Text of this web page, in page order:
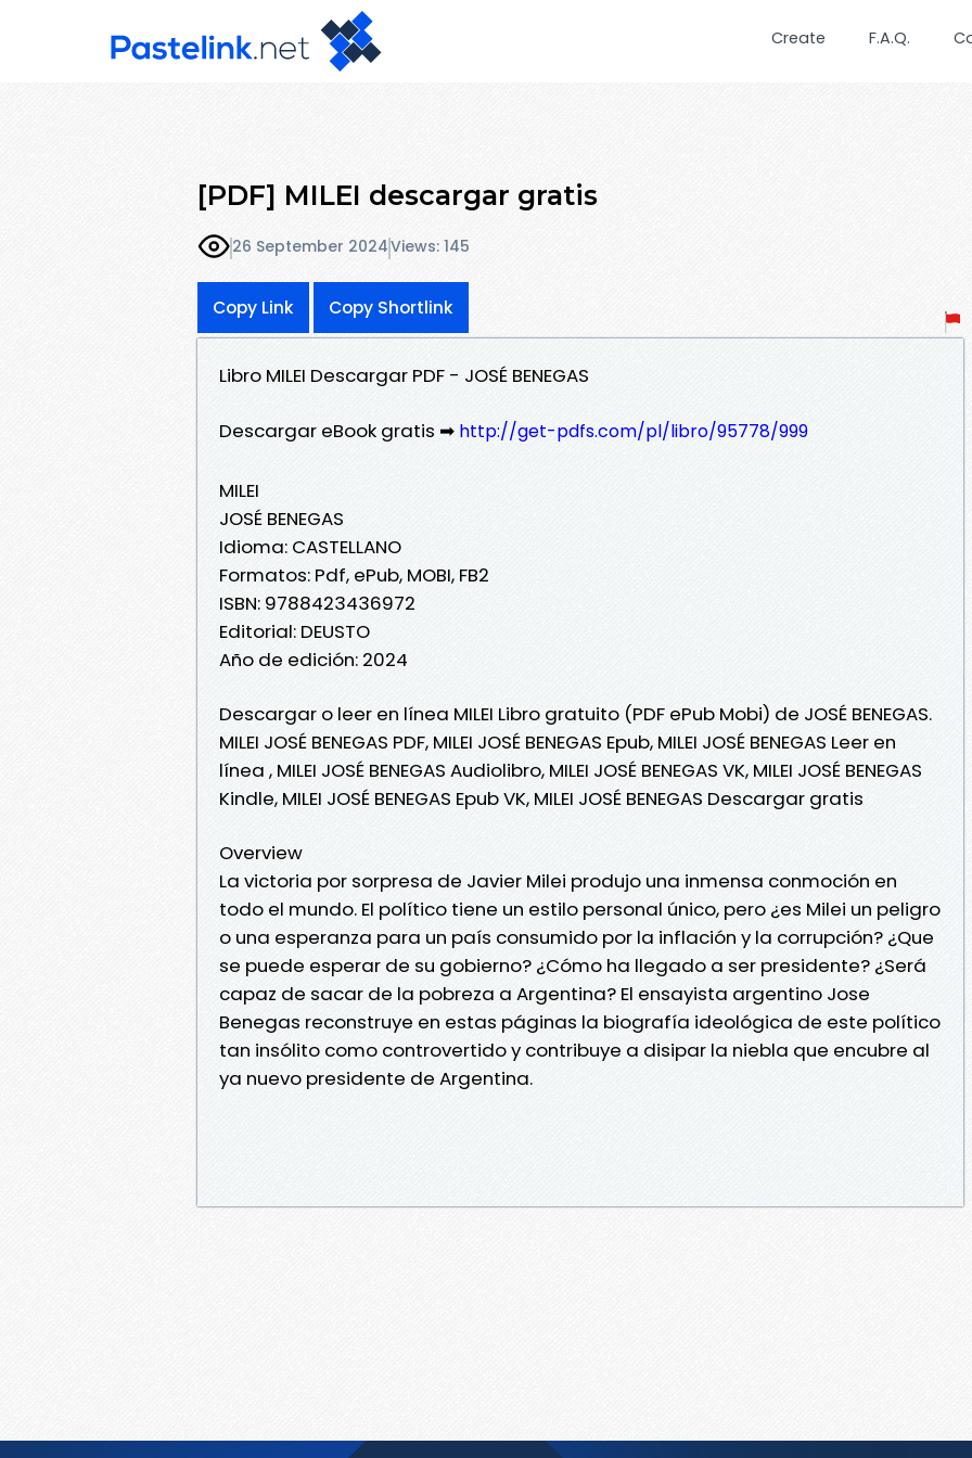
Create F.A.Q.
[PDF] MILEI descargar gratis
26 September 2024Views: 145
Copy Link Copy Shortlink
Libro MILEI Descargar PDF - JOSÉ BENEGAS
Descargar eBook gratis ➡ http://get-pdfs.com/pl/libro/95778/999
MILEI
JOSÉ BENEGAS
Idioma: CASTELLANO
Formatos: Pdf, ePub, MOBI, FB2
ISBN: 9788423436972
Editorial: DEUSTO
Año de edición: 2024
Descargar o leer en línea MILEI Libro gratuito (PDF ePub Mobi) de JOSÉ BENEGAS.
MILEI JOSÉ BENEGAS PDF, MILEI JOSÉ BENEGAS Epub, MILEI JOSÉ BENEGAS Leer en
línea , MILEI JOSÉ BENEGAS Audiolibro, MILEI JOSÉ BENEGAS VK, MILEI JOSÉ BENEGAS
Kindle, MILEI JOSÉ BENEGAS Epub VK, MILEI JOSÉ BENEGAS Descargar gratis
Overview
La victoria por sorpresa de Javier Milei produjo una inmensa conmoción en
todo el mundo. El político tiene un estilo personal único, pero ¿es Milei un peligro
o una esperanza para un país consumido por la inflación y la corrupción? ¿Que
se puede esperar de su gobierno? ¿Cómo ha llegado a ser presidente? ¿Será
capaz de sacar de la pobreza a Argentina? El ensayista argentino Jose
Benegas reconstruye en estas páginas la biografía ideológica de este político
tan insólito como controvertido y contribuye a disipar la niebla que encubre al
ya nuevo presidente de Argentina.